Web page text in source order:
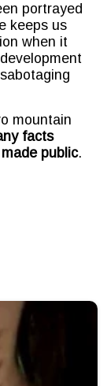
portrayed
keeps us
when it
mountain
facts
public.